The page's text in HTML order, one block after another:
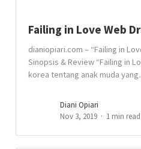
Failing in Love Web
dianiopiari.com – “Failing in
Sinopsis & Review “Failing in
korea tentang anak muda
Diani Opiari
Nov 3, 2019
1 min read